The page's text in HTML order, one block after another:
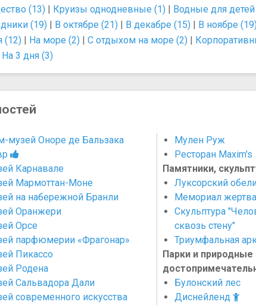
(13) | Круизы однодневные (1) | Водные для
(19) | В октябре (21) | В декабре (15) | В ноябре
(12) | На море (2) | С отдыхом на море (2) |
На 3 дня (3)
музей Оноре де Бальзака
Карнавале
Мармоттан-Моне
на набережной Бранли
Оранжери
Орсе
парфюмерии «Фрагонар»
Пикассо
Родена
Сальвадора Дали
современного искусства
Мулен Руж
Ресторан Maxim's
Памятники,
Луксорский
Мемориал
Скульптура
сквозь стену"
Триумфальная
Парки и природные
Булонский лес
Диснейленд